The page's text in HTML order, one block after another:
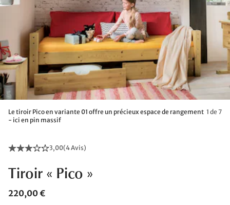
Le tiroir Pico en variante 01 offre un précieux espace de rangement
- ici en pin massif
1 de 7
3,00(4 Avis)
Tiroir « Pico »
220,00 €